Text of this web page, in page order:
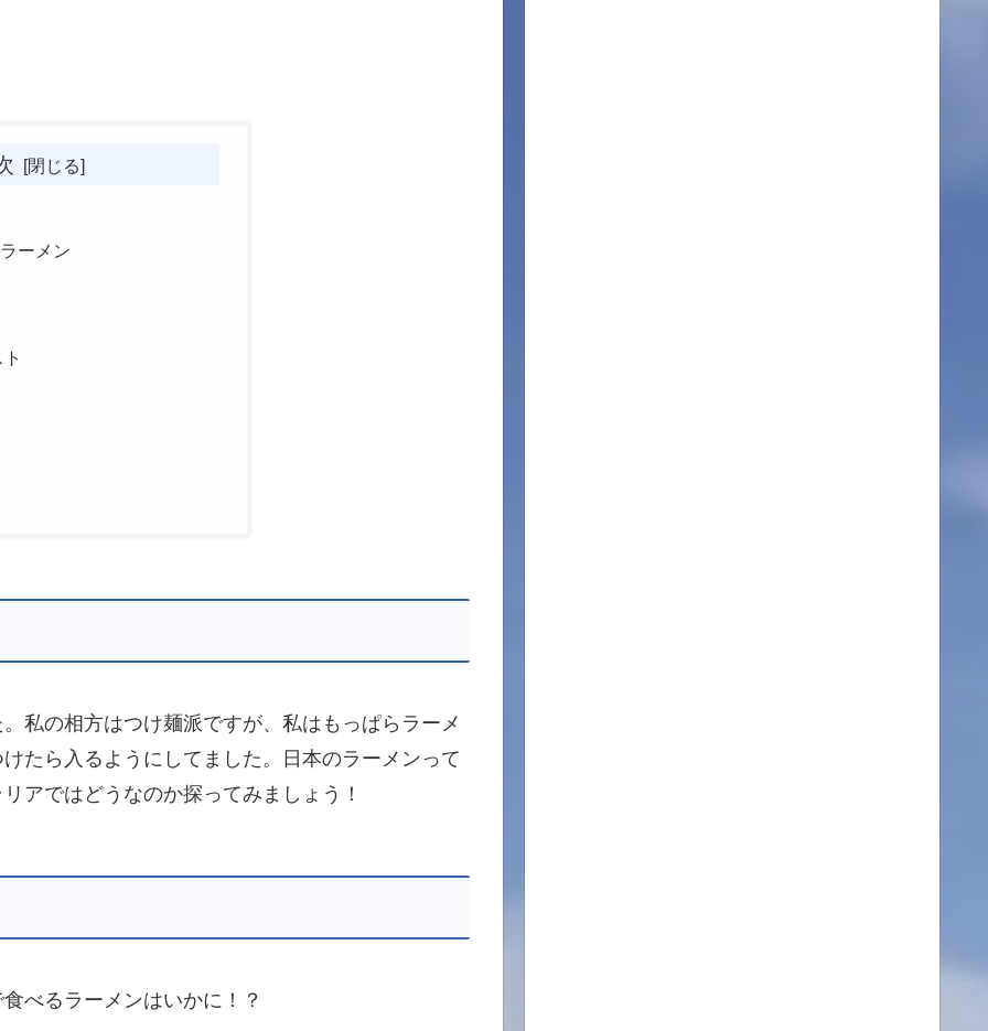
ーメン
私の相方はつけ麺派ですが、私はもっぱらラーメ
たら入るようにしてました。日本のラーメンって
アではどうなのか探ってみましょう！
べるラーメンはいかに！？